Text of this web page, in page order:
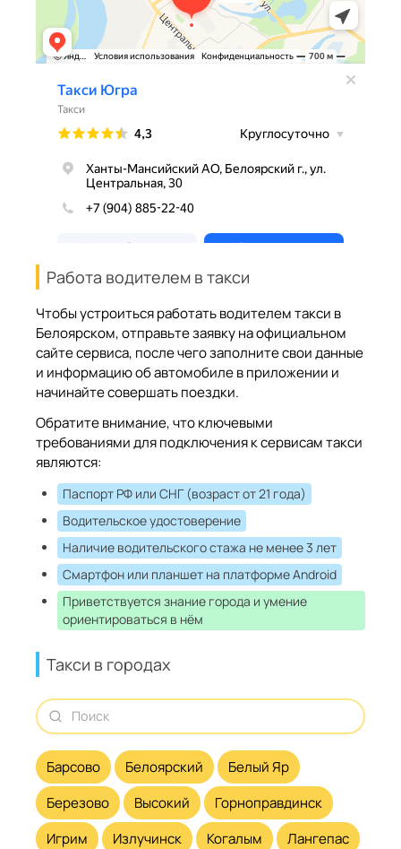
Работа водителем в такси
Чтобы устроиться работать водителем такси в
Белоярском, отправьте заявку на официальном
сайте сервиса, после чего заполните свои данные
и информацию об автомобиле в приложении и
начинайте совершать поездки.
Обратите внимание, что ключевыми
требованиями для подключения к сервисам такси
являются:
Паспорт РФ или СНГ (возраст от 21 года)
Водительское удостоверение
Наличие водительского стажа не менее 3 лет
Смартфон или планшет на платформе Android
Приветствуется знание города и умение
ориентироваться в нём
Такси в городах
Барсово Белоярский
Белый Яр
Березово
Высокий
Горноправдинск
Игрим
Излучинск Когалым
Лангепас